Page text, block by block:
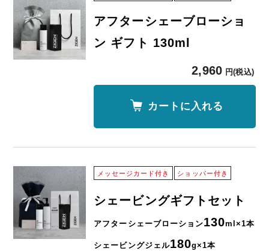
アフターシェーブローショ
ン ギフト 130ml
2,960 円(税込)
カートに入れる
メッセージカード付き ショッパー付き
シェービングギフトセット
アフターシェーブローション130ml×1本
シェービングジェル180g×1本